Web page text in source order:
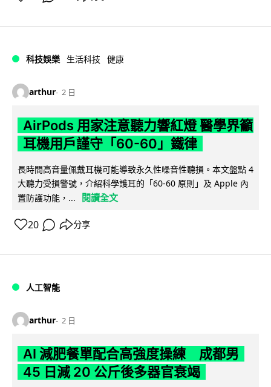
科技娛樂 生活科技 健康
arthur 2 日
AirPods 用家注意聽力響紅燈 醫學界籲
耳機用戶謹守「60-60」鐵律
長時間高音量佩戴耳機可能導致永久性噪音性聽損。本文盤點 4
大聽力受損警號，介紹科學護耳的「60-60 原則」及 Apple 內
置防護功能，...
閱讀全文
20 分享
人工智能
arthur 2 日
AI 減肥餐單配合高強度操練 成都男
45 日減 20 公斤後多器官衰竭